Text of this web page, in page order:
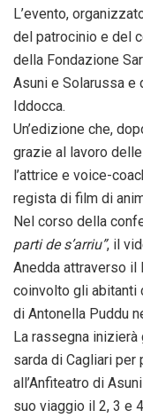
L’evento,
del patrocinio e del
della Fondazione
Asuni e Solarussa e
Iddocca.
Un’edizione che,
grazie al lavoro
l’attrice e voice-
regista di film di
Nel corso della
parti de s’arriu”, il
Anedda attraverso il
coinvolto gli abitanti
di Antonella Puddu
La rassegna
sarda di Cagliari per
all’Anfiteatro di
suo viaggio il 2, 3 e